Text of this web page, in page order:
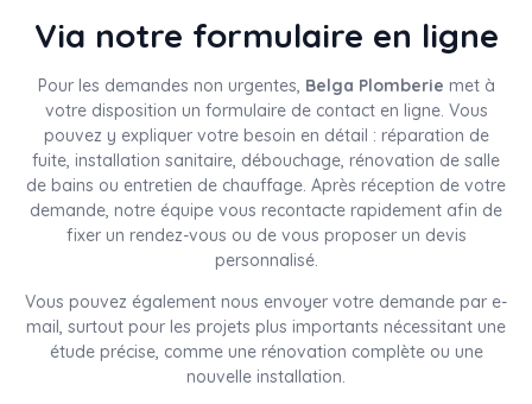
Via notre formulaire en ligne
Pour les demandes non urgentes, Belga Plomberie met à
votre disposition un formulaire de contact en ligne. Vous
pouvez y expliquer votre besoin en détail : réparation de
fuite, installation sanitaire, débouchage, rénovation de salle
de bains ou entretien de chauffage. Après réception de votre
demande, notre équipe vous recontacte rapidement afin de
fixer un rendez-vous ou de vous proposer un devis
personnalisé.
Vous pouvez également nous envoyer votre demande par e-
mail, surtout pour les projets plus importants nécessitant une
étude précise, comme une rénovation complète ou une
nouvelle installation.